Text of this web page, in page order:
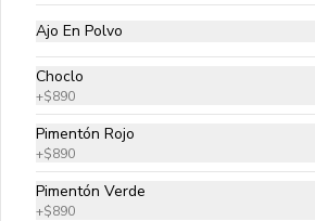
Hamburguesas Angus
Hamburguesa de 180 gr. de Carne Angus
Carne angus,
salteada,
Ajo En Polvo
Choclo
+$890
Pimentón Rojo
+$890
Pimentón Verde
+$890